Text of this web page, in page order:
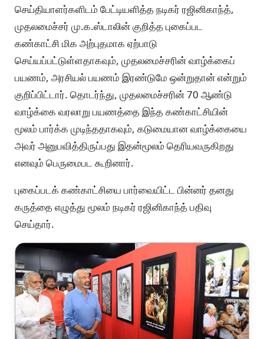
செய்தியாளர்களிடம் பேட்டியளித்த நடிகர் ரஜினிகாந்த்,
முதலமைச்சர் மு.க.ஸ்டாலின் குறித்த புகைப்பட
கண்காட்சி மிக அற்புதமாக ஏற்பாடு
செய்யப்பட்டுள்ளதாகவும், முதலமைச்சரின் வாழ்க்கைப்
பயணம், அரசியல் பயணம் இரண்டுமே ஒன்றுதான் என்றும்
குறிப்பிட்டார். தொடர்ந்து, முதலமைச்சரின் 70 ஆண்டு
வாழ்க்கை வரலாறு பயணத்தை இந்த கண்காட்சியின்
மூலம் பார்க்க முடிந்ததாகவும், கடுமையான வாழ்க்கையை
அவர் அனுபவித்திருப்பது இதன்மூலம் தெரியவருகிறது
எனவும் பெருமைபட கூறினார்.
புகைப்படக் கண்காட்சியை பார்வையிட்ட பின்னர் தனது
கருத்தை எழுத்து மூலம் நடிகர் ரஜினிகாந்த் பதிவு
செய்தார்.